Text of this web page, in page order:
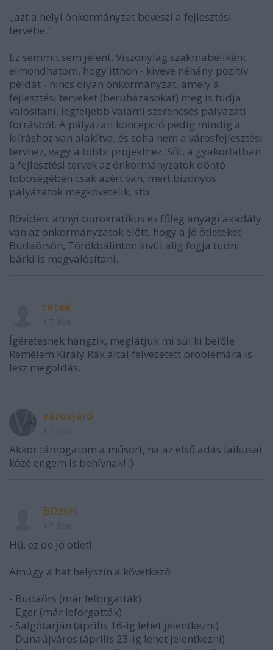
,,azt a helyi önkormányzat beveszi a fejlesztési
tervébe."
Ez semmit sem jelent. Viszonylag szakmabeliként
elmondhatom, hogy itthon - kivéve néhány pozitív
példát - nincs olyan önkormányzat, amely a
fejlesztési terveket (beruházásokat) meg is tudja
valósítani, legfeljebb valami szerencsés pályázati
forrásból. A pályázati koncepció pedig mindig a
kiíráshoz van alakítva, és soha nem a városfejlesztési
tervhez, vagy a többi projekthez. Sőt, a gyakorlatban
a fejlesztési tervek az önkormányzatok döntő
többségében csak azért van, mert bizonyos
pályázatok megkövetelik, stb.
Röviden: annyi bürokratikus és főleg anyagi akadály
van az önkormányzatok előtt, hogy a jó ötleteket
Budaörsön, Törökbálinton kívül alig fogja tudni
bárki is megvalósítani.
retek.
Ígéretesnek hangzik, meglátjuk mi sül ki belőle.
Remélem Király Rák által felvezetett problémára is
lesz megoldás.
városjáró
Akkor támogatom a műsort, ha az első adás laikusai
közé engem is behívnak! :)
BDzsH
Hű, ez de jó ötlet!
Amúgy a hat helyszín a következő:
- Budaörs (már leforgatták)
- Eger (már leforgatták)
- Salgótarján (április 16-ig lehet jelentkezni)
- Dunaújváros (április 23-ig lehet jelentkezni)